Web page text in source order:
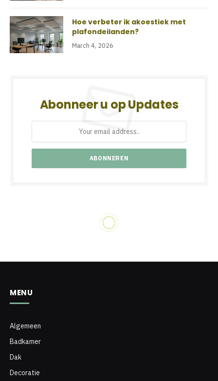
Hoe verbeter ik akoestiek met
plafondeilanden?
March 4, 2026
Abonneer u op Updates
De perfecte spiegel voor
elke ruimte:
deurspiegels en spiegels
op maat
ByChris
Facebook